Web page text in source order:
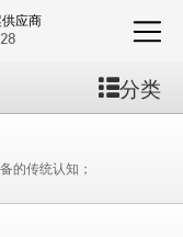
应商
分类
的传统认知；